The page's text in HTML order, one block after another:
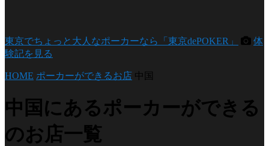
東京でちょっと大人なポーカーなら「東京dePOKER」
体
験記を見る
HOME ポーカーができるお店 中国
中国にあるポーカーができる
のお店一覧